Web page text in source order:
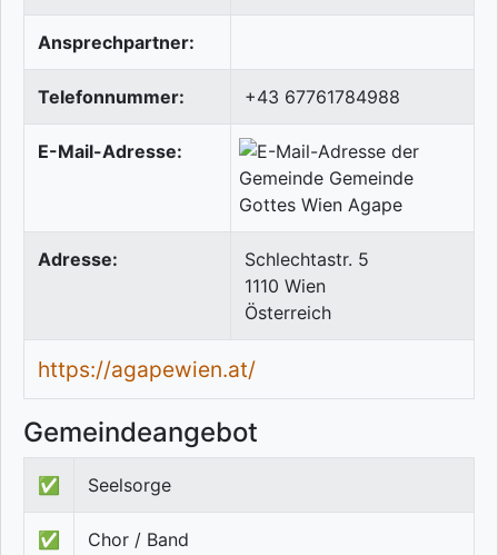
Ansprechpartner:
Telefonnummer: +43 67761784988
E-Mail-Adresse:
Adresse:
Schlechtastr. 5
1110 Wien
Österreich
https://agapewien.at/
Gemeindeangebot
✅ Seelsorge
✅ Chor / Band